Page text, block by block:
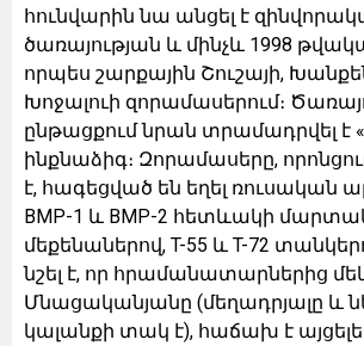
հունվարին նա անցել է
ծառայության և մինչև 1998
որպես շարքային Շուշայի,
Խոջալուի զորամասերում։
ընթացքում նրան տրամադրվել է
ինքնաձիգ։ Զորամասերը,
է, հագեցված են եղել ռուսական
BMP-1 և BMP-2 հետևակի
մեքենաներով, T-55 և T-72
նշել է, որ հրամանատարներից
Մնացականյանը (մեղադրյալը և
կալանքի տակ է), հաճախ է